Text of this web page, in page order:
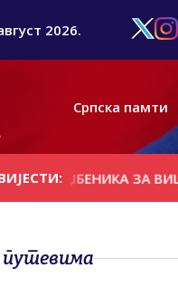
2026.
Српска памти
ЗА ВИШЕ ОД